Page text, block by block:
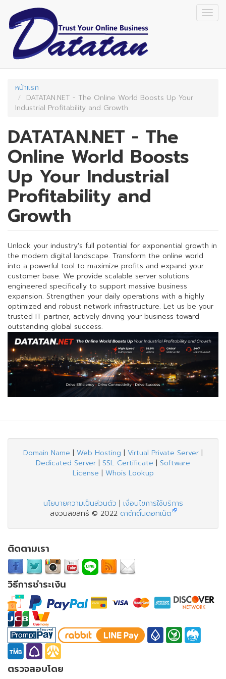
main
content
หน้าแรก
DATATAN.NET - The Online World Boosts Up Your
Industrial Profitability and Growth
DATATAN.NET - The
Online World Boosts
Up Your Industrial
Profitability and
Growth
Unlock your industry's full potential for exponential growth in
the modern digital landscape. Transform the online world
into a powerful tool to maximize profits and expand your
customer base. We provide scalable server solutions
engineered specifically to support massive business
expansion. Strengthen your daily operations with a highly
optimized and robust network infrastructure. Let us be your
trusted IT partner, actively driving your business toward
outstanding global success.
Domain Name | Web Hosting | Virtual Private Server |
Dedicated Server | SSL Certificate | Software
License | Whois Lookup
นโยบายความเป็นส่วนตัว | เงื่อนไขการใช้บริการ
สงวนลิขสิทธิ์ © 2022 ดาต้าตั้นดอทเน็ต
ติดตามเรา
วิธีการชำระเงิน
ตรวจสอบโดย